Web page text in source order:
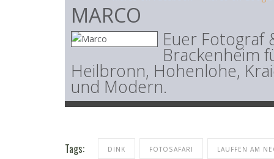
MARCO
Euer Fotograf
Brackenheim
Heilbronn, Hohenlohe,
und Modern.
Tags: DINK FOTOSAFARI LAUFFEN AM